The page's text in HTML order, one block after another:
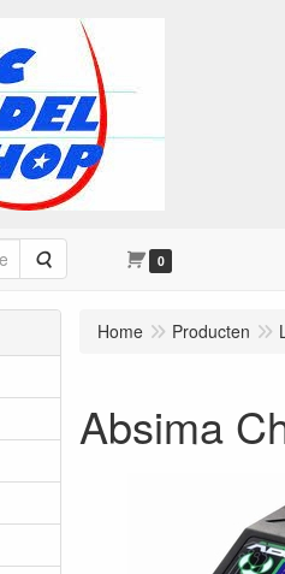
Zoeken 0
Home Producten
Absima